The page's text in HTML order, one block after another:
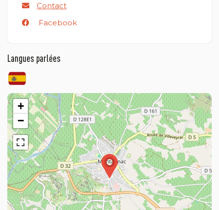
Contact
Facebook
Langues parlées
+
−